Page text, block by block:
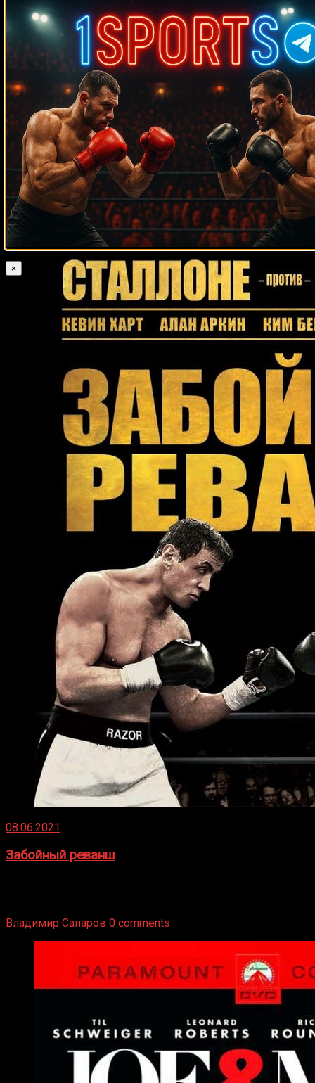
Случайные боксеры
Джастин Гэйтжи Виктор Бисбаль Антонио Пикарди
Кристиан Крус
Арчил Мезвришвили Кирилл Артемьев Эктор Луис Гарсия Томас
Тейт
Крис Алгиери Джо Кусумано
Лайонелл
Томпсон
Карлос Риос Хуан Уранго Эдуардо Контрерас
Гленн Томас
Рёити Тагути Джимми Бредаль
Теофимо Лопес Майк Экли Исаак Крус
Марк Янг
Роман Долидзе Кори Джонсон Ричард Данн Джейк Родригес
Крис Молина Макс Шмелинг Hamdy Abdelwahab
Маркус МакИнтайр
Стив Лэрримор Роберт Герреро Салливан Баррера Кайзер Мабуза
Уилфред Бенитес Эдриэн Бронер Лестер Джексон
Лайос Эрос
Альфредо Лейн Хосе Котто Денис Баландин Майк Балогун Сесар
Дэвид Кренц Крис Кларксон
08.06.2021
Забойный реванш
Владимир Сапаров 0 comments
×